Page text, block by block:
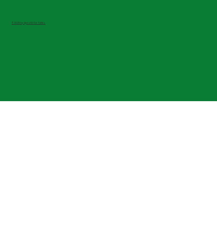
© 2025 by AjansRU For Tatfes